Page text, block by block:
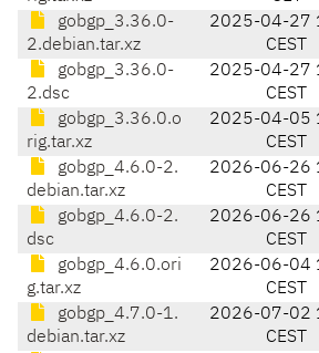
gobgp_3.36.0-
2.debian.tar.xz
2025-04-27
CEST
gobgp_3.36.0-
2.dsc
2025-04-27
CEST
gobgp_3.36.0.o
rig.tar.xz
2025-04-05
CEST
gobgp_4.6.0-2.
debian.tar.xz
2026-06-26
CEST
gobgp_4.6.0-2.
dsc
2026-06-26
CEST
gobgp_4.6.0.ori
g.tar.xz
2026-06-04
CEST
gobgp_4.7.0-1.
debian.tar.xz
2026-07-02
CEST